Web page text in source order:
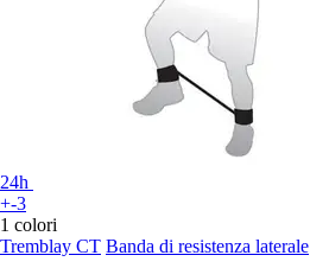
24h
+-3
1 colori
Tremblay CT Banda di resistenza laterale